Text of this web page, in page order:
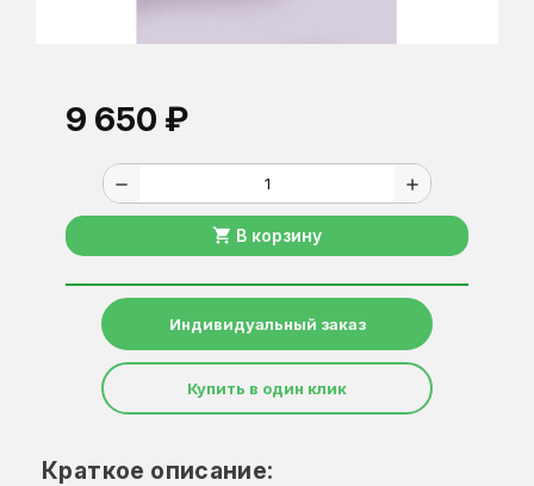
9 650 ₽
remove add
shopping_cart В корзину
Индивидуальный заказ
Купить в один клик
Краткое описание: